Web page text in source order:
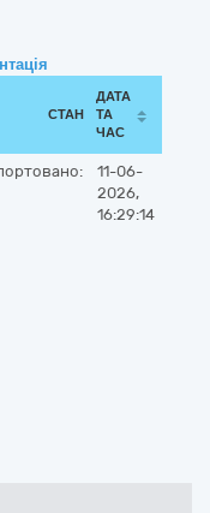
СТАН
ДАТА
ТА
ЧАС
11-06-
2026,
16:29:14